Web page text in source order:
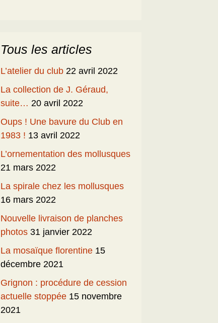
Tous les articles
L’atelier du club 22 avril 2022
La collection de J. Géraud,
suite… 20 avril 2022
Oups ! Une bavure du Club en
1983 ! 13 avril 2022
L’ornementation des mollusques
21 mars 2022
La spirale chez les mollusques
16 mars 2022
Nouvelle livraison de planches
photos 31 janvier 2022
La mosaïque florentine 15
décembre 2021
Grignon : procédure de cession
actuelle stoppée 15 novembre
2021